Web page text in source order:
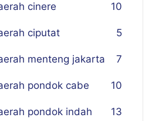
cinere 10
ciputat 5
menteng jakarta 7
pondok cabe 10
pondok indah 13